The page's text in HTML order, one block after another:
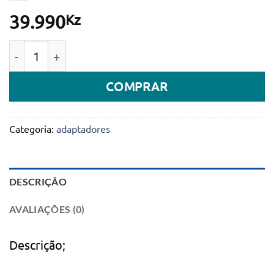
39.990Kz
COMPRAR
Categoria: adaptadores
DESCRIÇÃO
AVALIAÇÕES (0)
Descrição;